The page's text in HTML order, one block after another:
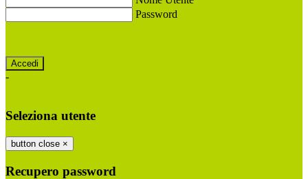
Password
-
Seleziona utente
button close ×
Recupero password